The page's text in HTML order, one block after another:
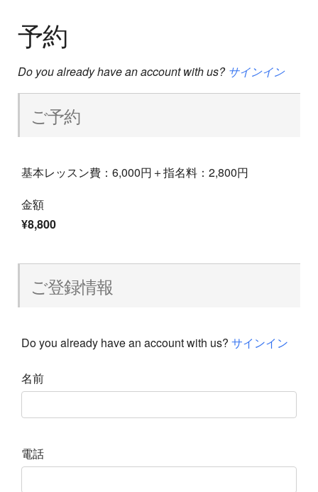
予約
Do you already have an account with us? サインイン
ご予約
基本レッスン費：6,000円＋指名料：2,800円
金額
¥8,800
ご登録情報
Do you already have an account with us? サインイン
名前
電話